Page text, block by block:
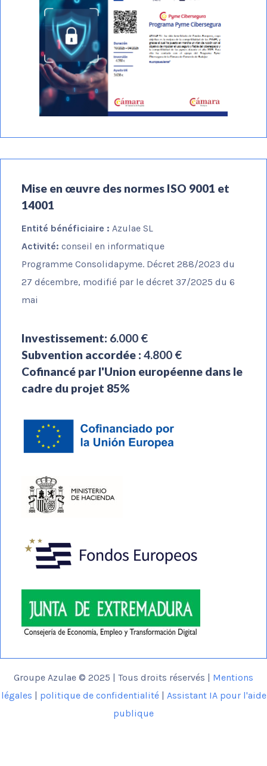
Mise en œuvre des normes ISO 9001 et
14001
Entité bénéficiaire : Azulae SL
Activité: conseil en informatique
Programme Consolidapyme. Décret 288/2023 du
27 décembre, modifié par le décret 37/2025 du 6
mai
Investissement: 6.000 €
Subvention accordée : 4.800 €
Cofinancé par l'Union européenne dans le
cadre du projet 85%
Groupe Azulae © 2025 | Tous droits réservés | Mentions
légales | politique de confidentialité| Assistant IA pour l'aide
publique